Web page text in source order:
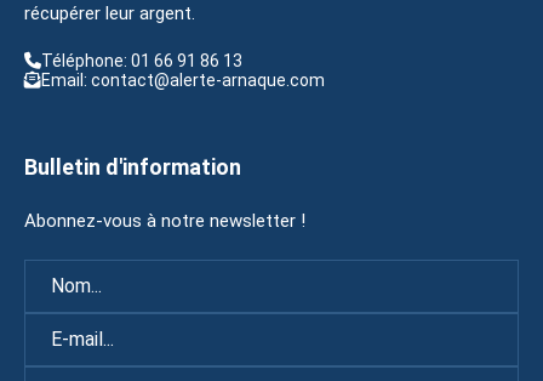
récupérer leur argent.
Téléphone: 01 66 91 86 13
Email: contact@alerte-arnaque.com
Bulletin d'information
Abonnez-vous à notre newsletter !